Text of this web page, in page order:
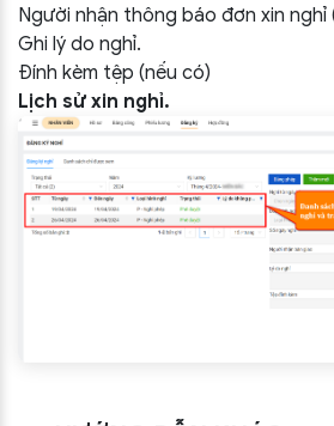
Người nhận thông báo đơn xin nghỉ
Ghi lý do nghỉ.
Đính kèm tệp (nếu có)
Lịch sử xin nghỉ.